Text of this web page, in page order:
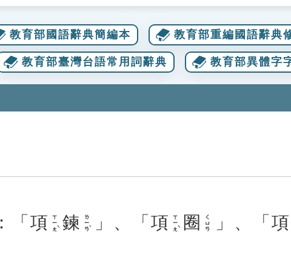
教育部國語辭典簡編本 教育部重編國語辭典
教育部臺灣台語常用詞辭典 教育部異體字
：「 項 ㄒㄧㄤˋ 鍊 ㄌㄧㄢˋ 」、「 項 ㄒㄧㄤˋ 圈 ㄑㄩㄢ 」、「 項